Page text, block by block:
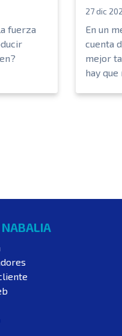
fuerza
27 dic
En un
cuenta
mejor
hay
NABALIA